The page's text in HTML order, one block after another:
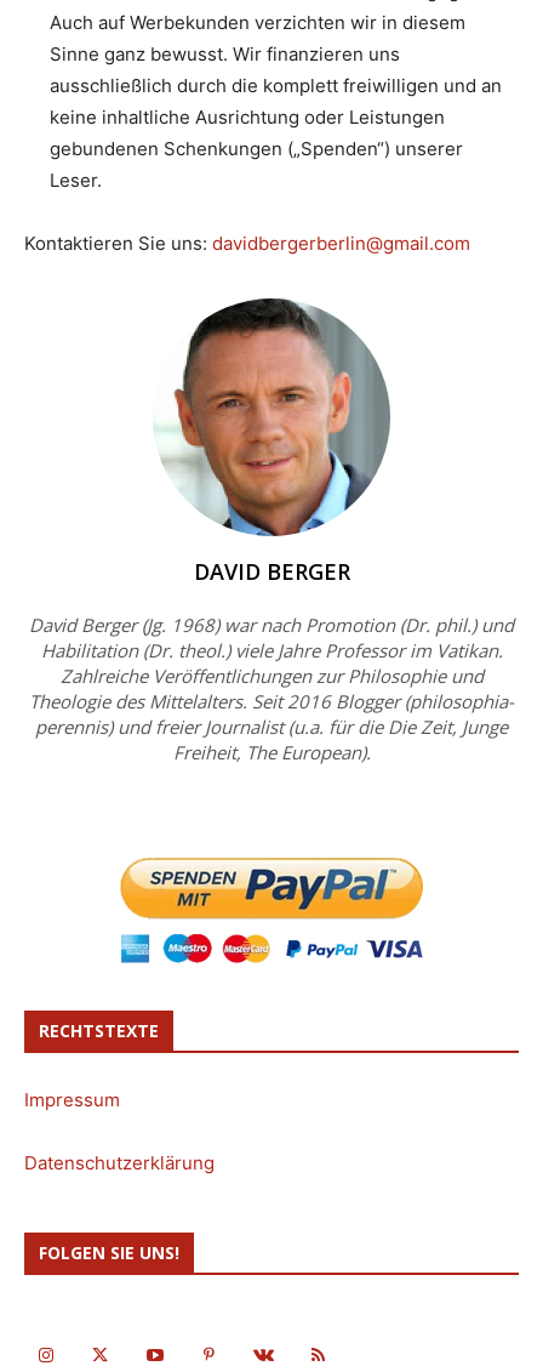
Auch auf Werbekunden verzichten wir in diesem
Sinne ganz bewusst. Wir finanzieren uns
ausschließlich durch die komplett freiwilligen und an
keine inhaltliche Ausrichtung oder Leistungen
gebundenen Schenkungen („Spenden“) unserer
Leser.
Kontaktieren Sie uns: davidbergerberlin@gmail.com
DAVID BERGER
David Berger (Jg. 1968) war nach Promotion (Dr. phil.) und
Habilitation (Dr. theol.) viele Jahre Professor im Vatikan.
Zahlreiche Veröffentlichungen zur Philosophie und
Theologie des Mittelalters. Seit 2016 Blogger (philosophia-
perennis) und freier Journalist (u.a. für die Die Zeit, Junge
Freiheit, The European).
RECHTSTEXTE
Impressum
Datenschutzerklärung
FOLGEN SIE UNS!